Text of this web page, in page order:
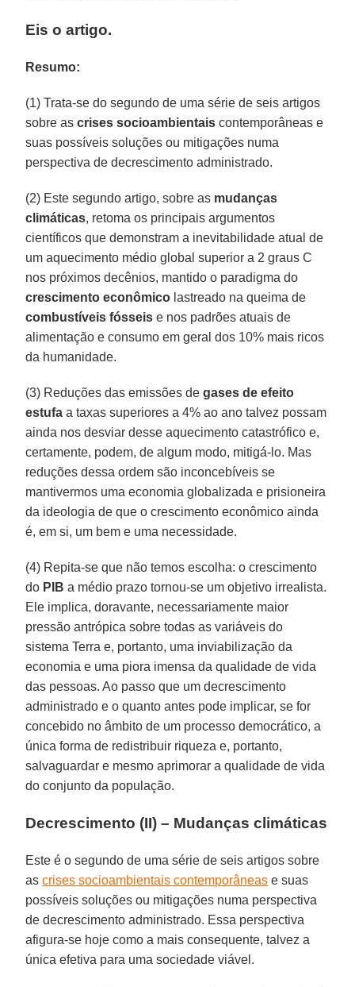
Eis o artigo.
Resumo:
(1) Trata-se do segundo de uma série de seis artigos
sobre ascrises socioambientais contemporâneas e
suas possíveis soluções ou mitigações numa
perspectiva de decrescimento administrado.
(2) Este segundo artigo, sobre as mudanças
climáticas, retoma os principais argumentos
científicos que demonstram a inevitabilidade atual de
um aquecimento médio global superior a 2 graus C
nos próximos decênios, mantido o paradigma do
crescimento econômico lastreado na queima de
combustíveis fósseis e nos padrões atuais de
alimentação e consumo em geral dos 10% mais ricos
da humanidade.
(3) Reduções das emissões degases de efeito
estufa a taxas superiores a 4% ao ano talvez possam
ainda nos desviar desse aquecimento catastrófico e,
certamente, podem, de algum modo, mitigá-lo. Mas
reduções dessa ordem são inconcebíveis se
mantivermos uma economia globalizada e prisioneira
da ideologia de que o crescimento econômico ainda
é, em si, um bem e uma necessidade.
(4) Repita-se que não temos escolha: o crescimento
do PIB a médio prazo tornou-se um objetivo irrealista.
Ele implica, doravante, necessariamente maior
pressão antrópica sobre todas as variáveis do
sistema Terra e, portanto, uma inviabilização da
economia e uma piora imensa da qualidade de vida
das pessoas. Ao passo que um decrescimento
administrado e o quanto antes pode implicar, se for
concebido no âmbito de um processo democrático, a
única forma de redistribuir riqueza e, portanto,
salvaguardar e mesmo aprimorar a qualidade de vida
do conjunto da população.
Decrescimento (II) – Mudanças climáticas
Este é o segundo de uma série de seis artigos sobre
ascrises socioambientais contemporâneas e suas
possíveis soluções ou mitigações numa perspectiva
de decrescimento administrado. Essa perspectiva
afigura-se hoje como a mais consequente, talvez a
única efetiva para uma sociedade viável.